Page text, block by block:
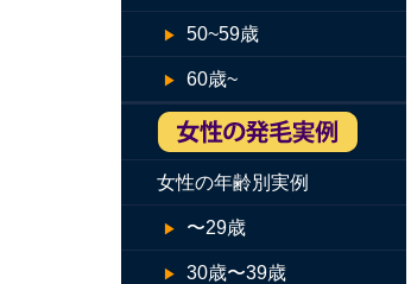
50~59歳
60歳~
女性の年齢別実例
〜29歳
30歳〜39歳